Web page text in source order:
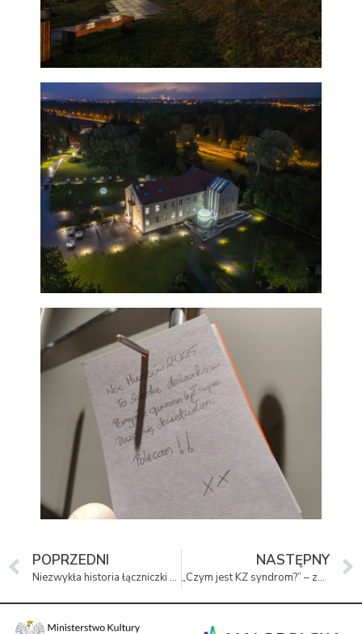
POPRZEDNI
Niezwykła historia łączniczki Wery
NASTĘPNY
„Czym jest KZ syndrom?” – zaproszenie na konferencję w Muzeum Pamięci Mieszkańców Ziemi Oświęcimskiej